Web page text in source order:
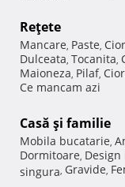
Reţete
Mancare, Paste,
Dulceata, Tocanita,
Maioneza, Pilaf,
Ce mancam azi
Casă şi familie
Mobila bucatarie,
Dormitoare,
singura, Gravide,